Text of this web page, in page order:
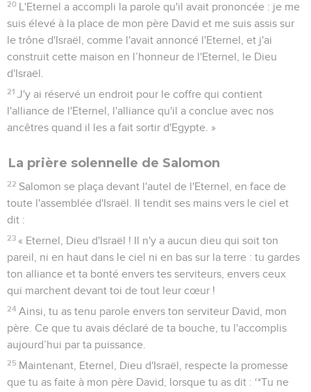
20 L'Eternel a accompli la parole qu'il avait prononcée : je me
suis élevé à la place de mon père David et me suis assis sur
le trône d'Israël, comme l'avait annoncé l'Eternel, et j'ai
construit cette maison en l’honneur de l'Eternel, le Dieu
d'Israël.
21 J'y ai réservé un endroit pour le coffre qui contient
l'alliance de l'Eternel, l'alliance qu'il a conclue avec nos
ancêtres quand il les a fait sortir d'Egypte. »
La prière solennelle de Salomon
22 Salomon se plaça devant l'autel de l'Eternel, en face de
toute l'assemblée d'Israël. Il tendit ses mains vers le ciel et
dit :
23 « Eternel, Dieu d'Israël ! Il n'y a aucun dieu qui soit ton
pareil, ni en haut dans le ciel ni en bas sur la terre : tu gardes
ton alliance et ta bonté envers tes serviteurs, envers ceux
qui marchent devant toi de tout leur cœur !
24 Ainsi, tu as tenu parole envers ton serviteur David, mon
père. Ce que tu avais déclaré de ta bouche, tu l'accomplis
aujourd’hui par ta puissance.
25 Maintenant, Eternel, Dieu d'Israël, respecte la promesse
que tu as faite à mon père David, lorsque tu as dit : ‘*Tu ne